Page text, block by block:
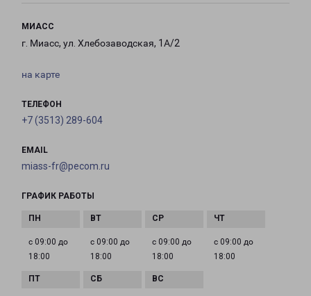
МИАСС
г. Миасс, ул. Хлебозаводская, 1А/2
на карте
ТЕЛЕФОН
+7 (3513) 289-604
EMAIL
miass-fr@pecom.ru
ГРАФИК РАБОТЫ
с 09:00 до
18:00
с 09:00 до
18:00
с 09:00 до
18:00
с 09:00 до
18:00